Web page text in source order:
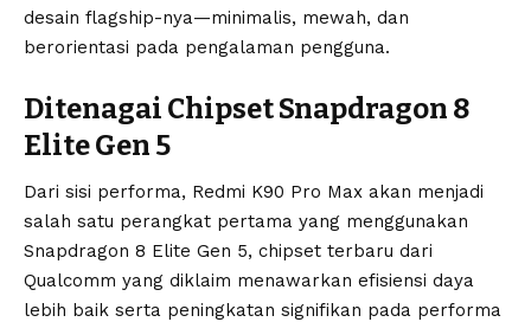
desain flagship-nya—minimalis, mewah, dan
berorientasi pada pengalaman pengguna.
Ditenagai Chipset Snapdragon 8
Elite Gen 5
Dari sisi performa, Redmi K90 Pro Max akan menjadi
salah satu perangkat pertama yang menggunakan
Snapdragon 8 Elite Gen 5, chipset terbaru dari
Qualcomm yang diklaim menawarkan efisiensi daya
lebih baik serta peningkatan signifikan pada performa